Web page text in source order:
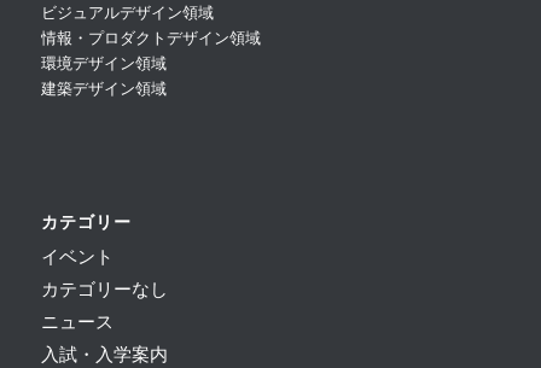
ビジュアルデザイン領域
情報・プロダクトデザイン領域
環境デザイン領域
建築デザイン領域
カテゴリー
イベント
カテゴリーなし
ニュース
入試・入学案内